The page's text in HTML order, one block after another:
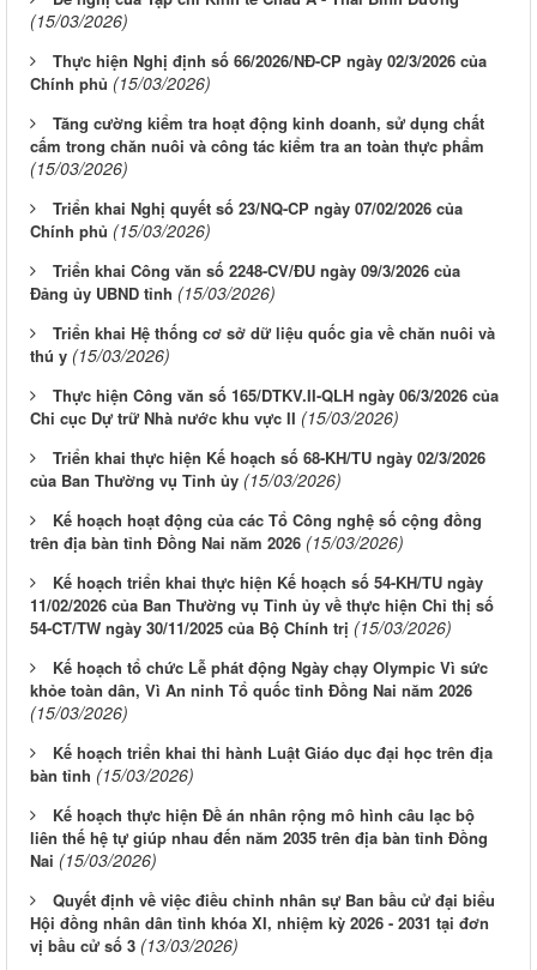
(15/03/2026)
Thực hiện Nghị định số 66/2026/NĐ-CP ngày 02/3/2026 của
Chính phủ (15/03/2026)
Tăng cường kiểm tra hoạt động kinh doanh, sử dụng chất
cấm trong chăn nuôi và công tác kiểm tra an toàn thực phẩm
(15/03/2026)
Triển khai Nghị quyết số 23/NQ-CP ngày 07/02/2026 của
Chính phủ (15/03/2026)
Triển khai Công văn số 2248-CV/ĐU ngày 09/3/2026 của
Đảng ủy UBND tỉnh (15/03/2026)
Triển khai Hệ thống cơ sở dữ liệu quốc gia về chăn nuôi và
thú y (15/03/2026)
Thực hiện Công văn số 165/DTKV.II-QLH ngày 06/3/2026 của
Chi cục Dự trữ Nhà nước khu vực II (15/03/2026)
Triển khai thực hiện Kế hoạch số 68-KH/TU ngày 02/3/2026
của Ban Thường vụ Tỉnh ủy (15/03/2026)
Kế hoạch hoạt động của các Tổ Công nghệ số cộng đồng
trên địa bàn tỉnh Đồng Nai năm 2026 (15/03/2026)
Kế hoạch triển khai thực hiện Kế hoạch số 54-KH/TU ngày
11/02/2026 của Ban Thường vụ Tỉnh ủy về thực hiện Chỉ thị số
54-CT/TW ngày 30/11/2025 của Bộ Chính trị (15/03/2026)
Kế hoạch tổ chức Lễ phát động Ngày chạy Olympic Vì sức
khỏe toàn dân, Vì An ninh Tổ quốc tỉnh Đồng Nai năm 2026
(15/03/2026)
Kế hoạch triển khai thi hành Luật Giáo dục đại học trên địa
bàn tỉnh (15/03/2026)
Kế hoạch thực hiện Đề án nhân rộng mô hình câu lạc bộ
liên thế hệ tự giúp nhau đến năm 2035 trên địa bàn tỉnh Đồng
Nai (15/03/2026)
Quyết định về việc điều chỉnh nhân sự Ban bầu cử đại biểu
Hội đồng nhân dân tỉnh khóa XI, nhiệm kỳ 2026 - 2031 tại đơn
vị bầu cử số 3 (13/03/2026)